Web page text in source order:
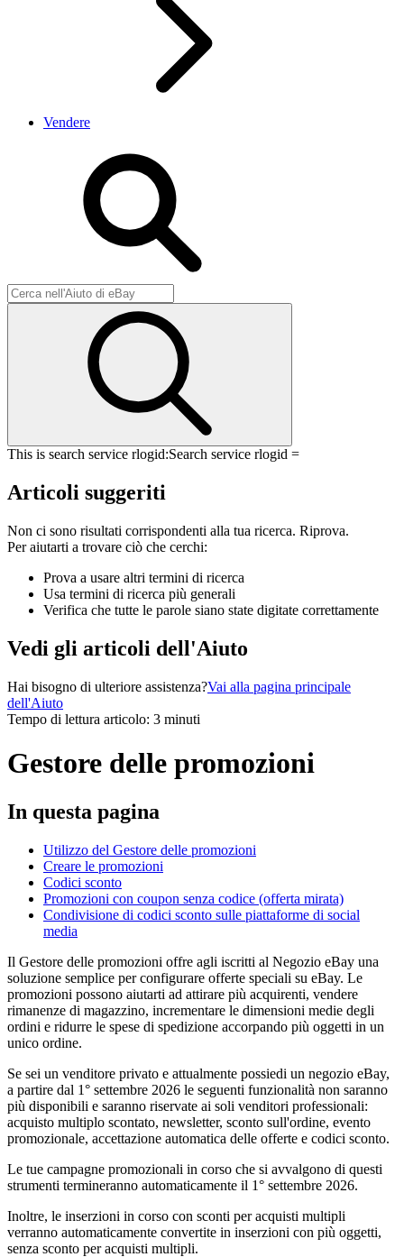
Vendere
This is search service rlogid:Search service rlogid =
Articoli suggeriti
Non ci sono risultati corrispondenti alla tua ricerca. Riprova.
Per aiutarti a trovare ciò che cerchi:
Prova a usare altri termini di ricerca
Usa termini di ricerca più generali
Verifica che tutte le parole siano state digitate correttamente
Vedi gli articoli dell'Aiuto
Hai bisogno di ulteriore assistenza?Vai alla pagina principale
dell'Aiuto
Tempo di lettura articolo: 3 minuti
Gestore delle promozioni
In questa pagina
Utilizzo del Gestore delle promozioni
Creare le promozioni
Codici sconto
Promozioni con coupon senza codice (offerta mirata)
Condivisione di codici sconto sulle piattaforme di social
media
Il Gestore delle promozioni offre agli iscritti al Negozio eBay una
soluzione semplice per configurare offerte speciali su eBay. Le
promozioni possono aiutarti ad attirare più acquirenti, vendere
rimanenze di magazzino, incrementare le dimensioni medie degli
ordini e ridurre le spese di spedizione accorpando più oggetti in un
unico ordine.
Se sei un venditore privato e attualmente possiedi un negozio eBay,
a partire dal 1° settembre 2026 le seguenti funzionalità non saranno
più disponibili e saranno riservate ai soli venditori professionali:
acquisto multiplo scontato, newsletter, sconto sull'ordine, evento
promozionale, accettazione automatica delle offerte e codici sconto.
Le tue campagne promozionali in corso che si avvalgono di questi
strumenti termineranno automaticamente il 1° settembre 2026.
Inoltre, le inserzioni in corso con sconti per acquisti multipli
verranno automaticamente convertite in inserzioni con più oggetti,
senza sconto per acquisti multipli.